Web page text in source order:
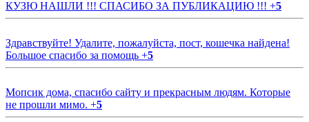
КУЗЮ НАШЛИ !!! СПАСИБО ЗА ПУБЛИКАЦИЮ !!! +5
Здравствуйте! Удалите, пожалуйста, пост, кошечка найдена!
Большое спасибо за помощь +5
Мопсик дома, спасибо сайту и прекрасным людям. Которые
не прошли мимо. +5